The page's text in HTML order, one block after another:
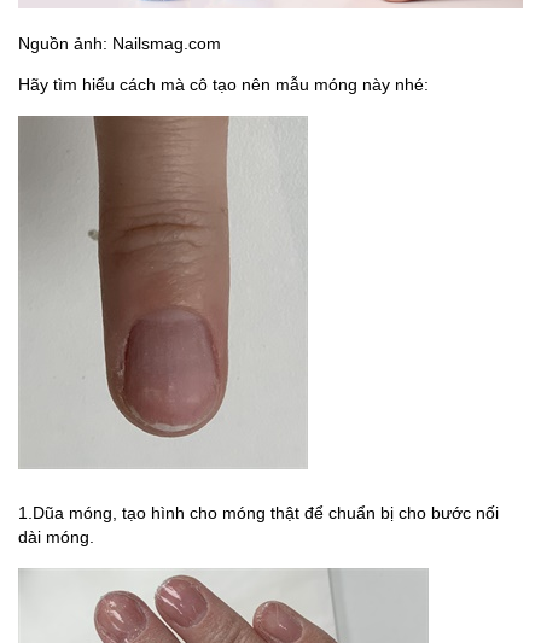
Nguồn ảnh: Nailsmag.com
Hãy tìm hiểu cách mà cô tạo nên mẫu móng này nhé:
1.Dũa móng, tạo hình cho móng thật để chuẩn bị cho bước nối
dài móng.